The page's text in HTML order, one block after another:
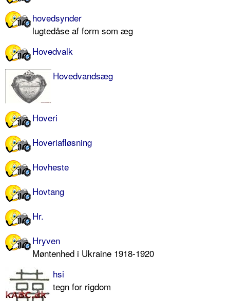
hovedsynder
lugtedåse af form som æg
Hovedvalk
Hovedvandsæg
Hoveri
Hoveriafløsning
Hovheste
Hovtang
Hr.
Hryven
Møntenhed i Ukraine 1918-1920
hsi
tegn for rigdom